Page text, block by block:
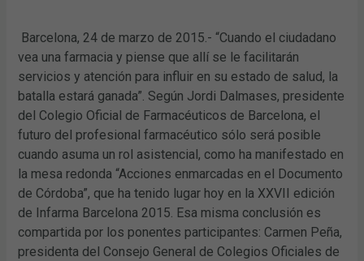
Barcelona, 24 de marzo de 2015.- “Cuando el ciudadano
vea una farmacia y piense que allí se le facilitarán
servicios y atención para influir en su estado de salud, la
batalla estará ganada”. Según Jordi Dalmases, presidente
del Colegio Oficial de Farmacéuticos de Barcelona, el
futuro del profesional farmacéutico sólo será posible
cuando asuma un rol asistencial, como ha manifestado en
la mesa redonda “Acciones enmarcadas en el Documento
de Córdoba”, que ha tenido lugar hoy en la XXVII edición
de Infarma Barcelona 2015. Esa misma conclusión es
compartida por los ponentes participantes: Carmen Peña,
presidenta del Consejo General de Colegios Oficiales de